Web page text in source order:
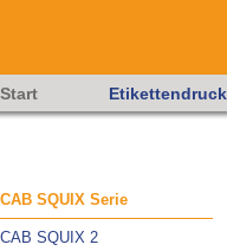
Start
CAB SQUIX Serie
CAB SQUIX 2